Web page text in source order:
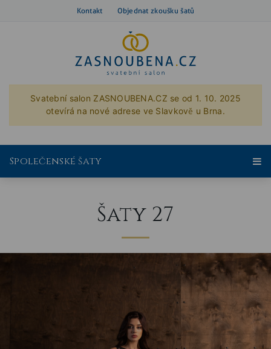
Kontakt Objednat zkoušku šatů
Svatební salon ZASNOUBENA.CZ se od 1. 10. 2025
otevírá na nové adrese ve Slavkově u Brna.
Společenské šaty
Šaty 27